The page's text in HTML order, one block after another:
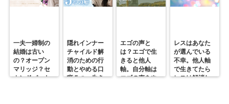
一夫一婦制の
結婚は古い
の？オープン
マリッジ？セ
カンドパート
隠れインナー
チャイルド解
消のための行
動とやめる口
癖５つ。生き
エゴの声と
は？エゴで生
きると他人
軸。自分軸は
エゴの声をや
レスはあなた
が選んでいる
不幸。他人軸
で生きてたら
レスは解消し